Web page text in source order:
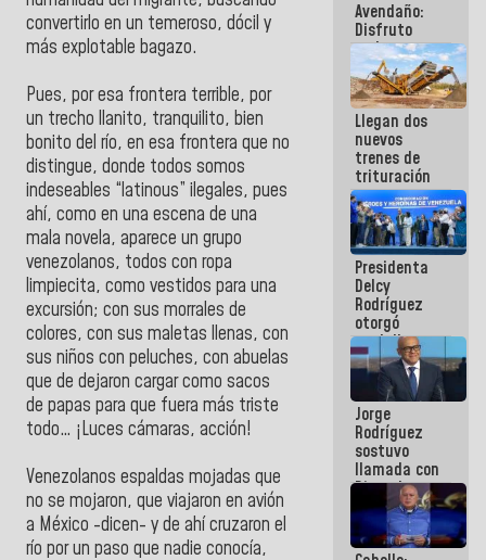
convertirlo en un temeroso, dócil y
más explotable bagazo.
Pues, por esa frontera terrible, por
un trecho llanito, tranquilito, bien
bonito del río, en esa frontera que no
distingue, donde todos somos
indeseables “latinous” ilegales, pues
ahí, como en una escena de una
mala novela, aparece un grupo
venezolanos, todos con ropa
limpiecita, como vestidos para una
excursión; con sus morrales de
colores, con sus maletas llenas, con
sus niños con peluches, con abuelas
que de dejaron cargar como sacos
de papas para que fuera más triste
todo… ¡Luces cámaras, acción!
Venezolanos espaldas mojadas que
no se mojaron, que viajaron en avión
a México -dicen- y de ahí cruzaron el
río por un paso que nadie conocía,
Avendaño:
Disfruto
cada vez
que escribes
porque lo
que haces
es
embarrarla
Llegan dos
nuevos
trenes de
trituración
para
optimizar
manejo de
escombros
en La Guaira
Presidenta
Delcy
Rodríguez
otorgó
medalla
"Héroe de
Venezuela"
a servidores
públicos
Jorge
Rodríguez
sostuvo
llamada con
Dinorah
Figuera y
acuerdan
primer